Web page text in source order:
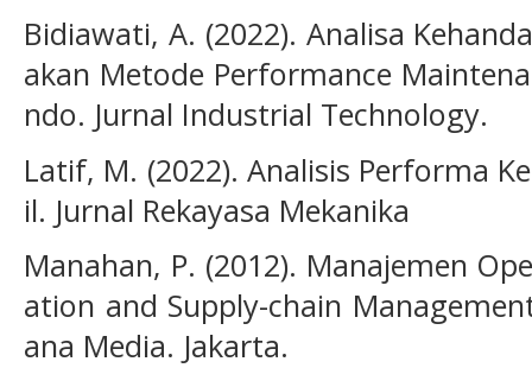
Bidiawati, A. (2022). Analisa
akan Metode Performance
ndo. Jurnal Industrial Technology.
Latif, M. (2022). Analisis Performa
il. Jurnal Rekayasa Mekanika
Manahan, P. (2012). Manajemen
ation and Supply-chain
ana Media. Jakarta.